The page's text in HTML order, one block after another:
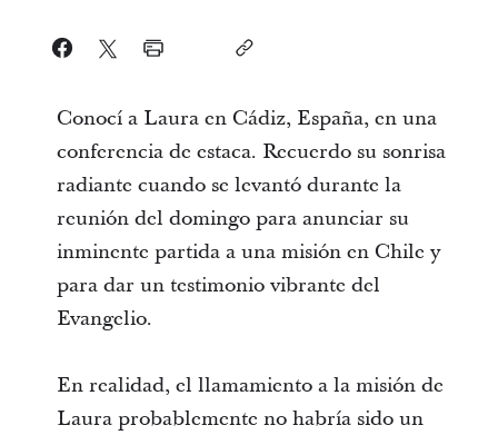
Conocí a Laura en Cádiz, España, en una
conferencia de estaca. Recuerdo su sonrisa
radiante cuando se levantó durante la
reunión del domingo para anunciar su
inminente partida a una misión en Chile y
para dar un testimonio vibrante del
Evangelio.
En realidad, el llamamiento a la misión de
Laura probablemente no habría sido un